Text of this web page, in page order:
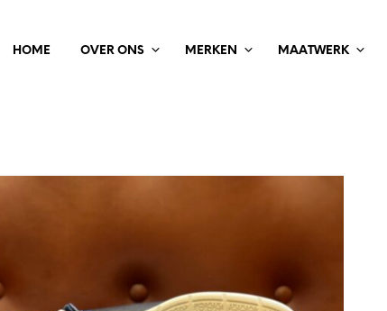
HOME OVER ONS MERKEN MAATWERK